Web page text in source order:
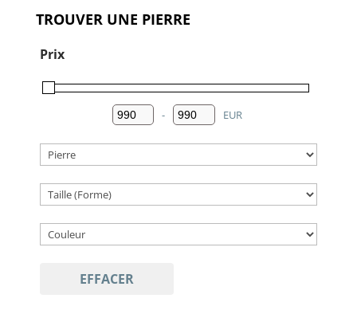
TROUVER UNE PIERRE
Prix
Minimum Price
-
Maximum Price
EUR
EFFACER